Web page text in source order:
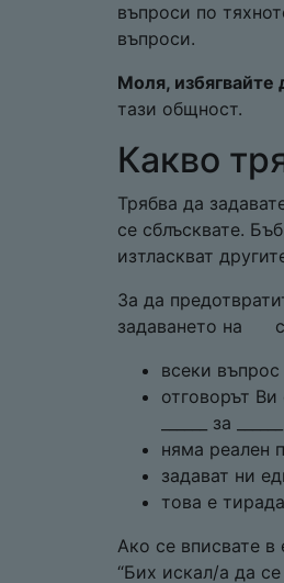
въпроси по
въпроси.
Моля, избягвайте
тази общност.
Какво
Трябва да
се сблъсквате.
изтласкват
За да
задаването на
всеки въпрос
отговорът
______ за
няма реален
задават ни
това е
Ако се вписвате
“Бих искал/а да